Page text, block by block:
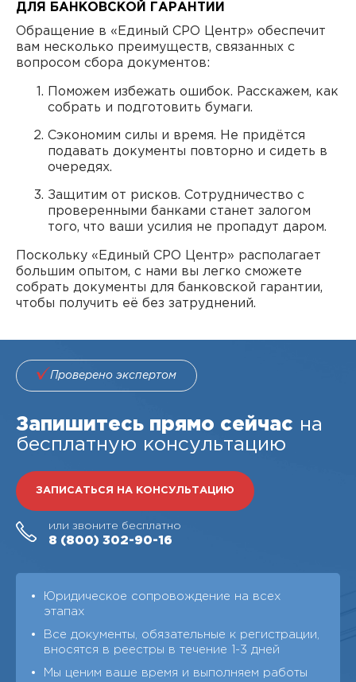
ДЛЯ БАНКОВСКОЙ ГАРАНТИИ
Обращение в «Единый СРО Центр» обеспечит
вам несколько преимуществ, связанных с
вопросом сбора документов:
Поможем избежать ошибок. Расскажем, как
собрать и подготовить бумаги.
Сэкономим силы и время. Не придётся
подавать документы повторно и сидеть в
очередях.
Защитим от рисков. Сотрудничество с
проверенными банками станет залогом
того, что ваши усилия не пропадут даром.
Поскольку «Единый СРО Центр» располагает
большим опытом, с нами вы легко сможете
собрать документы для банковской гарантии,
чтобы получить её без затруднений.
Проверено экспертом
Запишитесь прямо сейчас на
бесплатную консультацию
ЗАПИСАТЬСЯ НА КОНСУЛЬТАЦИЮ
или звоните бесплатно
8 (800) 302-90-16
Юридическое сопровождение на всех
этапах
Все документы, обязательные к регистрации,
вносятся в реестры в течение 1-3 дней
Мы ценим ваше время и выполняем работы